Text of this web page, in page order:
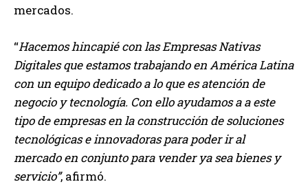
mercados.
“Hacemos hincapié con las Empresas Nativas
Digitales que estamos trabajando en América Latina
con un equipo dedicado a lo que es atención de
negocio y tecnología. Con ello ayudamos a a este
tipo de empresas en la construcción de soluciones
tecnológicas e innovadoras para poder ir al
mercado en conjunto para vender ya sea bienes y
servicio”, afirmó.